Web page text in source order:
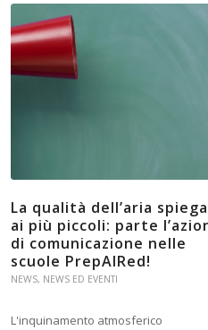
La qualità dell’aria
ai più piccoli: parte
di comunicazione nelle
scuole PrepAIRed!
NEWS, NEWS ED EVENTI
L'inquinamento atmosferico